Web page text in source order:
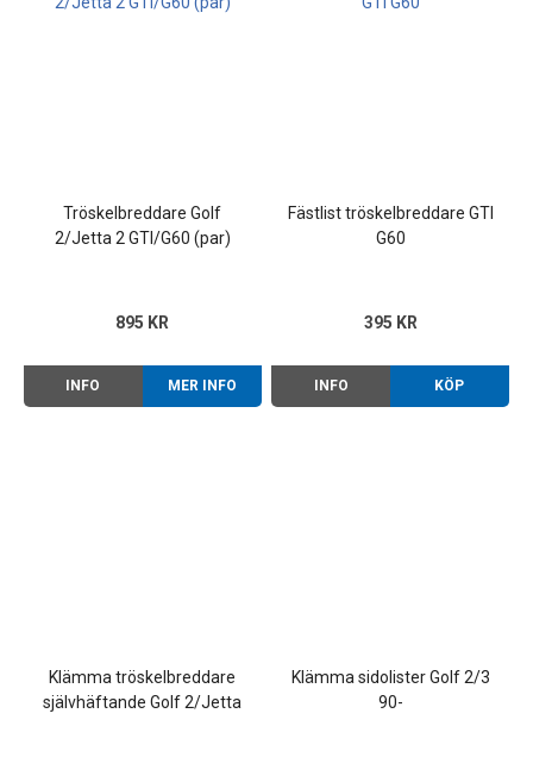
Tröskelbreddare Golf
2/Jetta 2 GTI/G60 (par)
895 KR
INFO MER INFO
Fästlist tröskelbreddare GTI
G60
395 KR
INFO KÖP
Klämma tröskelbreddare
självhäftande Golf 2/Jetta
Klämma sidolister Golf 2/3
90-